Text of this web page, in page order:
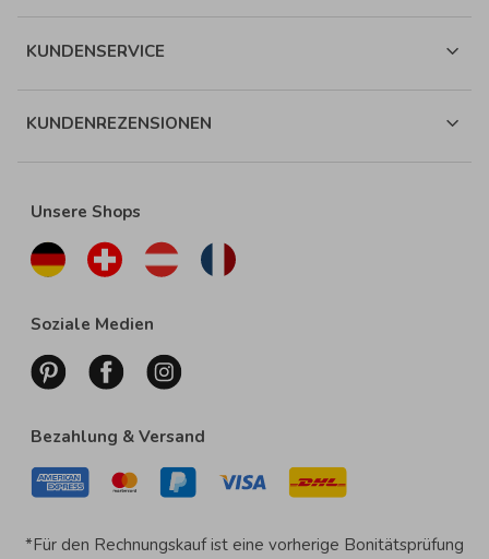
KUNDENSERVICE
KUNDENREZENSIONEN
Unsere Shops
Soziale Medien
Bezahlung & Versand
*Für den Rechnungskauf ist eine vorherige Bonitätsprüfung